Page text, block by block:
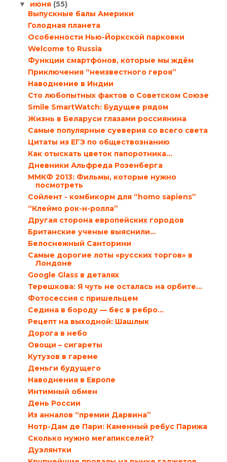
▼ июня (55)
Выпускные балы Америки
Голодная планета
Особенности Нью-Йоркской парковки
Welcome to Russia
Функции смартфонов, которые мы ждём
Приключения “неизвестного героя”
Наводнение в Индии
Сто любопытных фактов о Советском Союзе
Smile SmartWatch: Будущее рядом
Жизнь в Беларуси глазами россиянина
Самые популярные суеверия со всего света
Цитаты из ЕГЭ по обществознанию
Как отыскать цветок папоротника…
Дневники Альфреда Розенберга
ММКФ 2013: Фильмы, которые нужно
посмотреть
Сойлент - комбикорм для “homo sapiens”
“Клеймо рок-н-ролла”
Другая сторона европейских городов
Британские ученые выяснили…
Белоснежный Санторини
Самые дорогие лоты «русских торгов» в
Лондоне
Google Glass в деталях
Терешкова: Я чуть не осталась на орбите…
Фотосессия с пришельцем
Седина в бороду — бес в ребро…
Рецепт на выходной: Шашлык
Дорога в небо
Овощи – сигареты
Кутузов в гареме
Деньги будущего
Наводнения в Европе
Интимный обмен
День России
Из анналов “премии Дарвина”
Нотр-Дам де Пари: Каменный ребус Парижа
Сколько нужно мегапикселей?
Дуэлянтки